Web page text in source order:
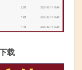
载